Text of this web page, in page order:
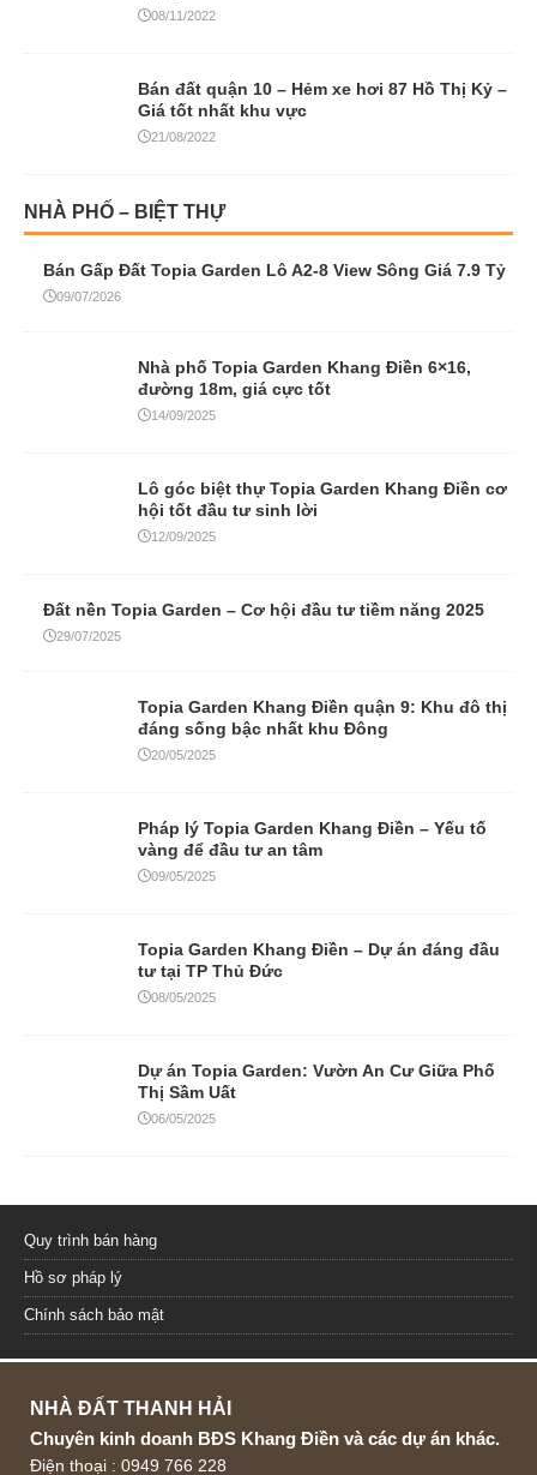
08/11/2022
Bán đất quận 10 – Hẻm xe hơi 87 Hồ Thị Kỷ –
Giá tốt nhất khu vực
21/08/2022
NHÀ PHỐ – BIỆT THỰ
Bán Gấp Đất Topia Garden Lô A2-8 View Sông Giá 7.9 Tỷ
09/07/2026
Nhà phố Topia Garden Khang Điền 6×16,
đường 18m, giá cực tốt
14/09/2025
Lô góc biệt thự Topia Garden Khang Điền cơ
hội tốt đầu tư sinh lời
12/09/2025
Đất nền Topia Garden – Cơ hội đầu tư tiềm năng 2025
29/07/2025
Topia Garden Khang Điền quận 9: Khu đô thị
đáng sống bậc nhất khu Đông
20/05/2025
Pháp lý Topia Garden Khang Điền – Yếu tố
vàng để đầu tư an tâm
09/05/2025
Topia Garden Khang Điền – Dự án đáng đầu
tư tại TP Thủ Đức
08/05/2025
Dự án Topia Garden: Vườn An Cư Giữa Phố
Thị Sầm Uất
06/05/2025
Quy trình bán hàng
Hồ sơ pháp lý
Chính sách bảo mật
NHÀ ĐẤT THANH HẢI
Chuyên kinh doanh BĐS Khang Điền và các dự án khác.
Điện thoại : 0949 766 228